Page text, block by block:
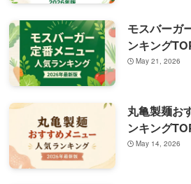
モスバーガ
ンキング
May 21, 2026
丸亀製麺お
ンキング
May 14, 2026